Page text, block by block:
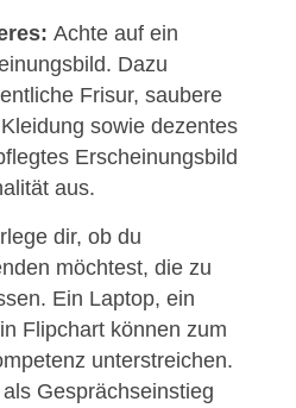
Achte auf ein
Dazu
Frisur, saubere
sowie dezentes
Erscheinungsbild
aus.
dir, ob du
möchtest, die zu
Ein Laptop, ein
Flipchart können zum
unterstreichen.
Gesprächseinstieg